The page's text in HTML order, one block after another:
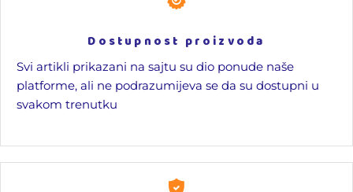
Dostupnost proizvoda
Svi artikli prikazani na sajtu su dio ponude naše
platforme, ali ne podrazumijeva se da su dostupni u
svakom trenutku